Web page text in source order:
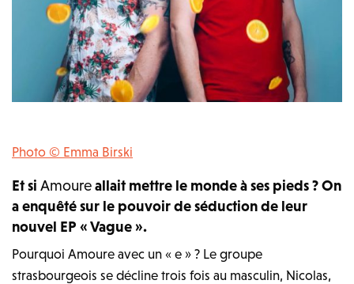
Photo © Emma Birski
Et si Amoureallait mettre le monde à ses pieds ? On
a enquêté sur le pouvoir de séduction de leur
nouvel EP « Vague ».
Pourquoi Amoure avec un « e » ? Le groupe
strasbourgeois se décline trois fois au masculin, Nicolas,